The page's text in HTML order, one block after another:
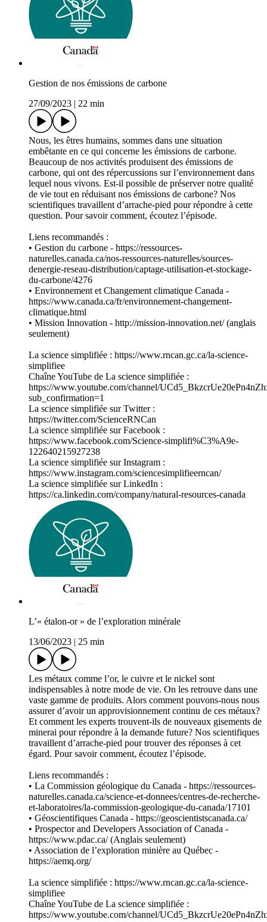
Gestion de nos émissions de carbone
27/09/2023 | 22 min
Nous, les êtres humains, sommes dans une situation
embêtante en ce qui concerne les émissions de carbone.
Beaucoup de nos activités produisent des émissions de
carbone, qui ont des répercussions sur l’environnement dans
lequel nous vivons. Est-il possible de préserver notre qualité
de vie tout en réduisant nos émissions de carbone? Nos
scientifiques travaillent d’arrache-pied pour répondre à cette
question. Pour savoir comment, écoutez l’épisode.
Liens recommandés :
• Gestion du carbone - https://ressources-
naturelles.canada.ca/nos-ressources-naturelles/sources-
denergie-reseau-distribution/captage-utilisation-et-stockage-
du-carbone/4276
• Environnement et Changement climatique Canada -
https://www.canada.ca/fr/environnement-changement-
climatique.html
• Mission Innovation - http://mission-innovation.net/ (anglais
seulement)
La science simplifiée : https://www.rncan.gc.ca/la-science-
simplifiee
Chaîne YouTube de La science simplifiée :
https://www.youtube.com/channel/
sub_confirmation=1
La science simplifiée sur Twitter :
https://twitter.com/ScienceRNCan
La science simplifiée sur Facebook :
https://www.facebook.com/Science-simplifi%C3%A9e-
122640215927238
La science simplifiée sur Instagram :
https://www.instagram.com/sciencesimplifieerncan/
La science simplifiée sur LinkedIn :
https://ca.linkedin.com/company/natural-resources-canada
L’« étalon-or » de l’exploration minérale
13/06/2023 | 25 min
Les métaux comme l’or, le cuivre et le nickel sont
indispensables à notre mode de vie. On les retrouve dans une
vaste gamme de produits. Alors comment pouvons-nous nous
assurer d’avoir un approvisionnement continu de ces métaux?
Et comment les experts trouvent-ils de nouveaux gisements de
minerai pour répondre à la demande future? Nos scientifiques
travaillent d’arrache-pied pour trouver des réponses à cet
égard. Pour savoir comment, écoutez l’épisode.
Liens recommandés :
• La Commission géologique du Canada - https://ressources-
naturelles.canada.ca/science-et-donnees/centres-de-recherche-
et-laboratoires/la-commission-geologique-du-canada/17101
• Géoscientifiques Canada - https://geoscientistscanada.ca/
• Prospector and Developers Association of Canada -
https://www.pdac.ca/ (Anglais seulement)
• Association de l’exploration minière au Québec -
https://aemq.org/
La science simplifiée : https://www.rncan.gc.ca/la-science-
simplifiee
Chaîne YouTube de La science simplifiée :
https://www.youtube.com/channel/